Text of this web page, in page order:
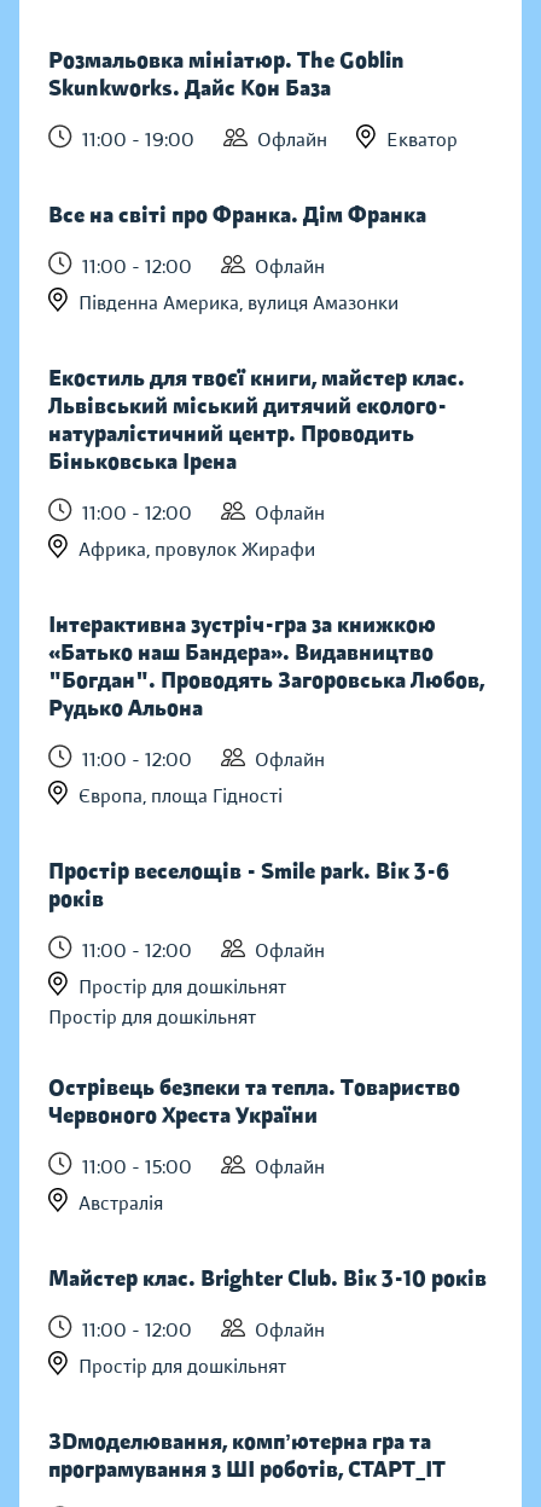
Розмальовка мініатюр. The Goblin
Skunkworks. Дайс Кон База
11:00 - 19:00 Офлайн Екватор
Все на світі про Франка. Дім Франка
11:00 - 12:00
Офлайн
Південна Америка, вулиця Амазонки
Екостиль для твоєї книги, майстер клас.
Львівський міський дитячий еколого-
натуралістичний центр. Проводить
Біньковська Ірена
11:00 - 12:00
Офлайн
Африка, провулок Жирафи
Інтерактивна зустріч-гра за книжкою
«Батько наш Бандера». Видавництво
"Богдан". Проводять Загоровська Любов,
Рудько Альона
11:00 - 12:00
Офлайн
Європа, площа Гідності
Простір веселощів - Smile park. Вік 3-6
років
11:00 - 12:00
Офлайн
Простір для дошкільнят
Простір для дошкільнят
Острівець безпеки та тепла. Товариство
Червоного Хреста України
11:00 - 15:00
Офлайн
Австралія
Майстер клас. Brighter Club. Вік 3-10 років
11:00 - 12:00
Офлайн
Простір для дошкільнят
ЗDмоделювання, компʼютерна гра та
програмування з ШІ роботів, СТАРТ_ІТ